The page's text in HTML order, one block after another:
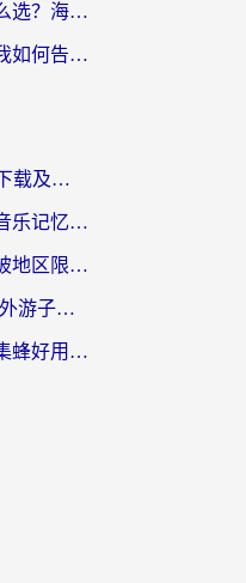
美国打新寻仙加速器怎么选？海外党亲测有效的国服游戏加速指南
在欧洲打帕斯卡契约，我如何告别延迟与卡顿？
海外党必看：安卓VPN下载及回国加速器选择指南——告别地区限制，无缝刷国内资源
网易云翻墙回国，我的音乐记忆终于能续上了
海外党翻墙回国：别再被地区限制卡脖子，选对加速器的正确姿势
2026 VPN中国：一个海外游子的数字归乡指南
海外党必看：斧牛和采集蜂好用吗？3步选对回国加速器，无缝刷国内资源